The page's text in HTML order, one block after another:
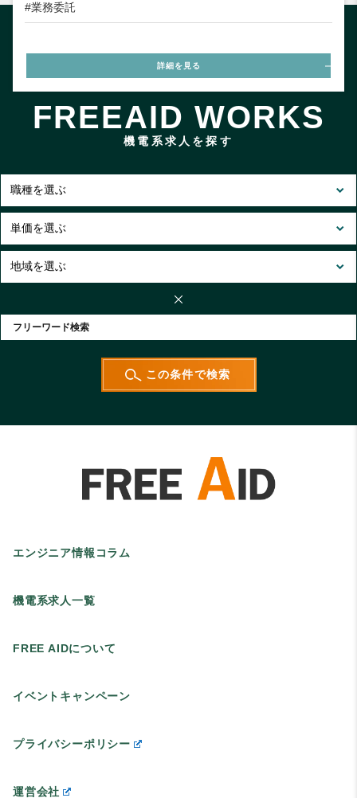
#業務委託
詳細を見る
FREEAID WORKS
機電系求人を探す
エンジニア情報コラム
機電系求人一覧
FREE AIDについて
イベントキャンペーン
プライバシーポリシー
運営会社